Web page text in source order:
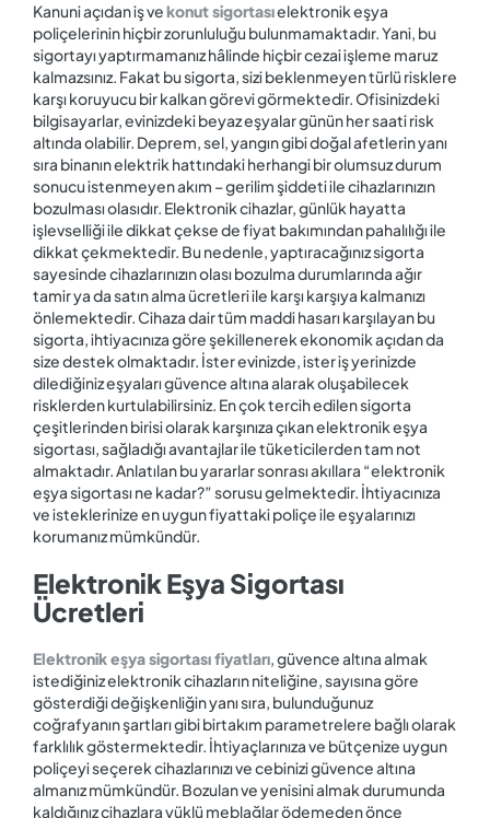
Kanuni açıdan iş vekonut sigortasıelektronik eşya
poliçelerinin hiçbir zorunluluğu bulunmamaktadır. Yani, bu
sigortayı yaptırmamanız hâlinde hiçbir cezai işleme maruz
kalmazsınız. Fakat bu sigorta, sizi beklenmeyen türlü risklere
karşı koruyucu bir kalkan görevi görmektedir. Ofisinizdeki
bilgisayarlar, evinizdeki beyaz eşyalar günün her saati risk
altında olabilir. Deprem, sel, yangın gibi doğal afetlerin yanı
sıra binanın elektrik hattındaki herhangi bir olumsuz durum
sonucu istenmeyen akım – gerilim şiddeti ile cihazlarınızın
bozulması olasıdır. Elektronik cihazlar, günlük hayatta
işlevselliği ile dikkat çekse de fiyat bakımından pahalılığı ile
dikkat çekmektedir. Bu nedenle, yaptıracağınız sigorta
sayesinde cihazlarınızın olası bozulma durumlarında ağır
tamir ya da satın alma ücretleri ile karşı karşıya kalmanızı
önlemektedir. Cihaza dair tüm maddi hasarı karşılayan bu
sigorta, ihtiyacınıza göre şekillenerek ekonomik açıdan da
size destek olmaktadır. İster evinizde, ister iş yerinizde
dilediğiniz eşyaları güvence altına alarak oluşabilecek
risklerden kurtulabilirsiniz. En çok tercih edilen sigorta
çeşitlerinden birisi olarak karşınıza çıkan elektronik eşya
sigortası, sağladığı avantajlar ile tüketicilerden tam not
almaktadır. Anlatılan bu yararlar sonrası akıllara “elektronik
eşya sigortası ne kadar?” sorusu gelmektedir. İhtiyacınıza
ve isteklerinize en uygun fiyattaki poliçe ile eşyalarınızı
korumanız mümkündür.
Elektronik Eşya Sigortası
Ücretleri
Elektronik eşya sigortası fiyatları, güvence altına almak
istediğiniz elektronik cihazların niteliğine, sayısına göre
gösterdiği değişkenliğin yanı sıra, bulunduğunuz
coğrafyanın şartları gibi birtakım parametrelere bağlı olarak
farklılık göstermektedir. İhtiyaçlarınıza ve bütçenize uygun
poliçeyi seçerek cihazlarınızı ve cebinizi güvence altına
almanız mümkündür. Bozulan ve yenisini almak durumunda
kaldığınız cihazlara yüklü meblağlar ödemeden önce